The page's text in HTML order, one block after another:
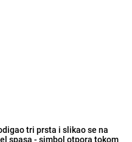
tri prsta i slikao se na
spasa - simbol otpora tokom